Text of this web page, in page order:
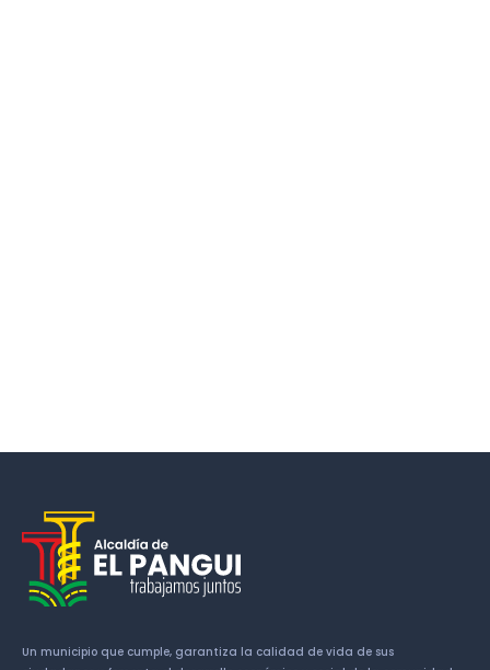
Un municipio que cumple, garantiza la calidad de vida de sus